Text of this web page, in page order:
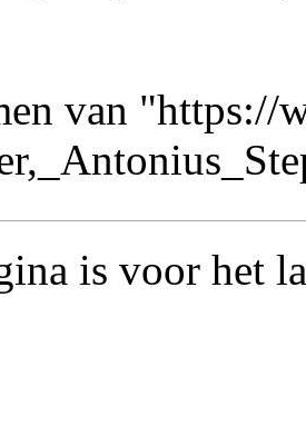
van "https://
is voor het